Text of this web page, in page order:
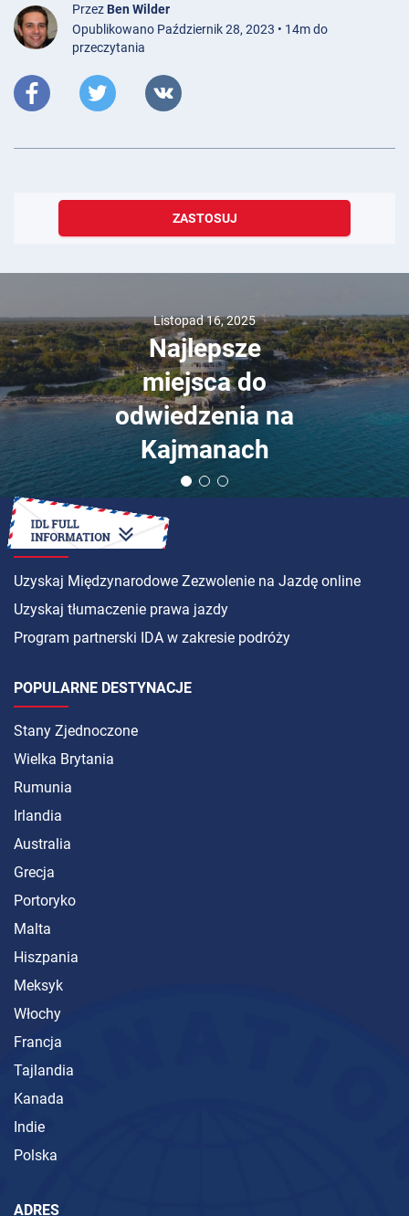
Przez Ben Wilder
Opublikowano Październik 28, 2023 • 14m do
przeczytania
ZASTOSUJ
Listopad 16, 2025
Najlepsze
miejsca do
odwiedzenia na
Kajmanach
INSTRUKCJA
Uzyskaj Międzynarodowe Zezwolenie na Jazdę online
Uzyskaj tłumaczenie prawa jazdy
Program partnerski IDA w zakresie podróży
POPULARNE DESTYNACJE
Stany Zjednoczone
Wielka Brytania
Rumunia
Irlandia
Australia
Grecja
Portoryko
Malta
Hiszpania
Meksyk
Włochy
Francja
Tajlandia
Kanada
Indie
Polska
ADRES